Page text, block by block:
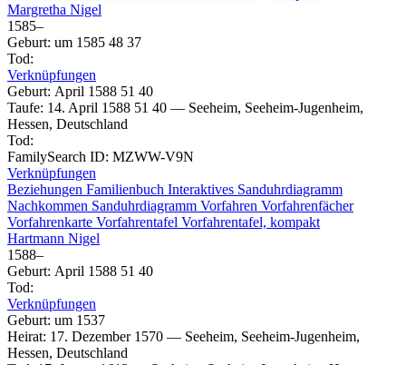
Margretha Nigel
1585–
Geburt: um 1585 48 37
Tod:
Verknüpfungen
Geburt: April 1588 51 40
Taufe: 14. April 1588 51 40 — Seeheim, Seeheim-Jugenheim,
Hessen, Deutschland
Tod:
FamilySearch ID: MZWW-V9N
Verknüpfungen
Beziehungen Familienbuch Interaktives Sanduhrdiagramm
Nachkommen Sanduhrdiagramm Vorfahren Vorfahrenfächer
Vorfahrenkarte Vorfahrentafel Vorfahrentafel, kompakt
Hartmann Nigel
1588–
Geburt: April 1588 51 40
Tod:
Verknüpfungen
Geburt: um 1537
Heirat: 17. Dezember 1570 — Seeheim, Seeheim-Jugenheim,
Hessen, Deutschland